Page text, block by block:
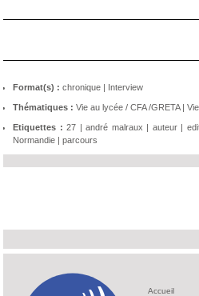
Format(s) : chronique | Interview
Thématiques : Vie au lycée / CFA /GRETA|
Etiquettes :27 |andré malraux | auteur|
Normandie | parcours
Accueil